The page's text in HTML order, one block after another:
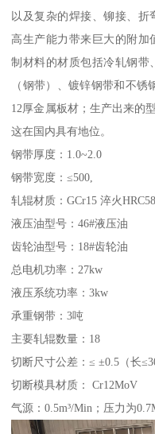
以及复杂的焊接、铆接、
高生产能力带来巨大的附加
制材料的材质包括冷轧钢带
（钢带）、镀锌钢带和不
12厚金属板材；生产出来的
这在国内具有地位。
钢带厚度：1.0~2.0
钢带宽度：≤500,
轧辊材质：GCr15 淬火
液压油型号：46#液压油
齿轮油型号：18#齿轮油
总电机功率：27kw
液压系统功率：3kw
承重钢带：3吨
主要轧辊数量：18
切断尺寸公差：≤ ±0.5（长
切断模具材质： Cr12MoV
气源：0.5m³/Min；压力为